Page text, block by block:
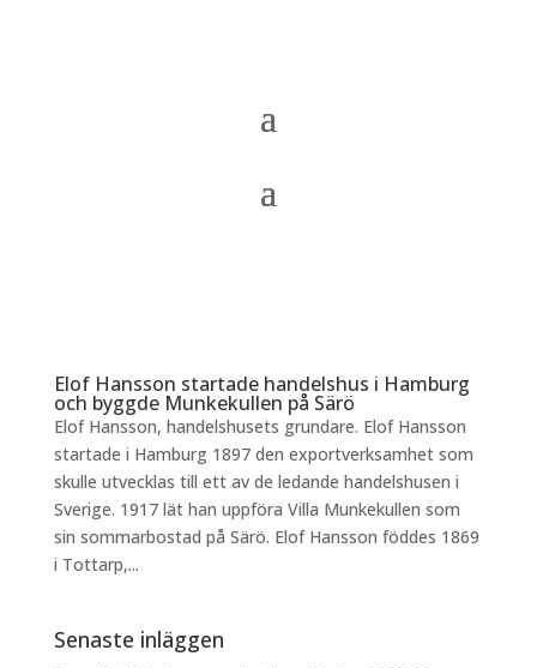
Elof Hansson startade handelshus i Hamburg
och byggde Munkekullen på Särö
Elof Hansson, handelshusets grundare. Elof Hansson
startade i Hamburg 1897 den exportverksamhet som
skulle utvecklas till ett av de ledande handelshusen i
Sverige. 1917 lät han uppföra Villa Munkekullen som
sin sommarbostad på Särö. Elof Hansson föddes 1869
i Tottarp,...
Senaste inläggen